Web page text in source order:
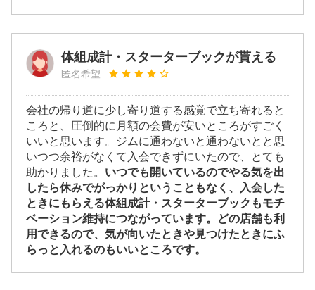
体組成計・スターターブックが貰える
匿名希望
会社の帰り道に少し寄り道する感覚で立ち寄れると
ころと、圧倒的に月額の会費が安いところがすごく
いいと思います。ジムに通わないと通わないとと思
いつつ余裕がなくて入会できずにいたので、とても
助かりました。 いつでも開いているのでやる気を出
したら休みでがっかりということもなく、入会した
ときにもらえる体組成計・スターターブックもモチ
ベーション維持につながっています。どの店舗も利
用できるので、気が向いたときや見つけたときにふ
らっと入れるのもいいところです。